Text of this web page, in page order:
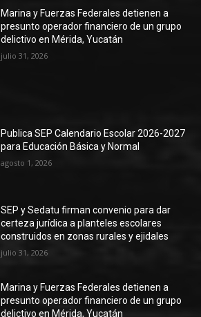
Marina y Fuerzas Federales detienen a
presunto operador financiero de un grupo
delictivo en Mérida, Yucatán
julio 31, 2026
Publica SEP Calendario Escolar 2026-2027
para Educación Básica y Normal
agosto 1, 2026
SEP y Sedatu firman convenio para dar
certeza jurídica a planteles escolares
construidos en zonas rurales y ejidales
julio 31, 2026
Marina y Fuerzas Federales detienen a
presunto operador financiero de un grupo
delictivo en Mérida, Yucatán